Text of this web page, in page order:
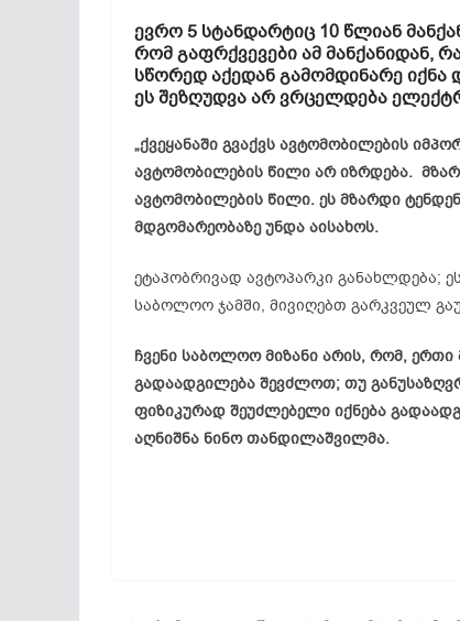
ევრო 5 სტანდარტიც 10 წლიან
რომ გაფრქვევები ამ მანქანიდან,
სწორედ აქედან გამომდინარე
ეს შეზღუდვა არ ვრცელდება
„ქვეყანაში გვაქვს ავტომობილების
ავტომობილების წილი არ იზრდება.
ავტომობილების წილი. ეს მზარდი
მდგომარეობაზე უნდა აისახოს.
ეტაპობრივად ავტოპარკი განახლდება;
საბოლოო ჯამში, მივიღებთ გარკვეულ
ჩვენი საბოლოო მიზანი არის, რომ, ერთი
გადაადგილება შევძლოთ; თუ
ფიზიკურად შეუძლებელი იქნება
აღნიშნა ნინო თანდილაშვილმა.